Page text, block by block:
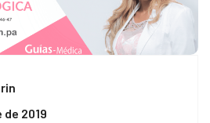
2019